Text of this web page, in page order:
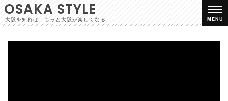
OSAKA STYLE
大阪を知れば、もっと大阪が楽しくなる MENU